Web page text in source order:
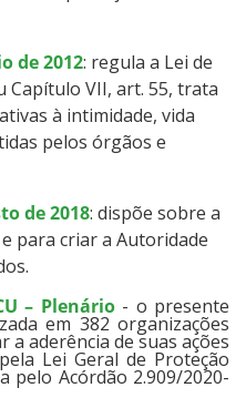
de 2012: regula a Lei de
Capítulo VII, art. 55, trata
à intimidade, vida
pelos órgãos e
de 2018: dispõe sobre a
para criar a Autoridade
– Plenário- o presente
em 382 organizações
a aderência de suas ações
Lei Geral de Proteção
pelo Acórdão 2.909/2020-